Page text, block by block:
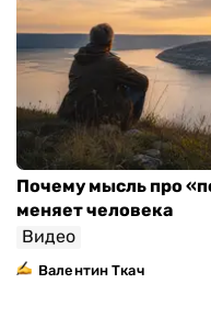
Почему мысль про
меняет человека
Видео
Валентин Ткач